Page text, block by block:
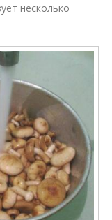
несколько